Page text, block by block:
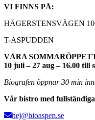
VI FINNS PÅ:
HÄGERSTENSVÄGEN
T-ASPUDDEN
VÅRA
10 juli – 27 aug – 16.00 till
Biografen öppnar 30 min
Vår bistro med
hej@bioaspen.se